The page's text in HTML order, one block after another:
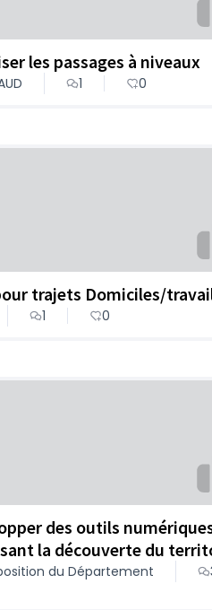
les passages à niveaux
1 0
trajets Domiciles/
1 0
des outils
la découverte du
du Département